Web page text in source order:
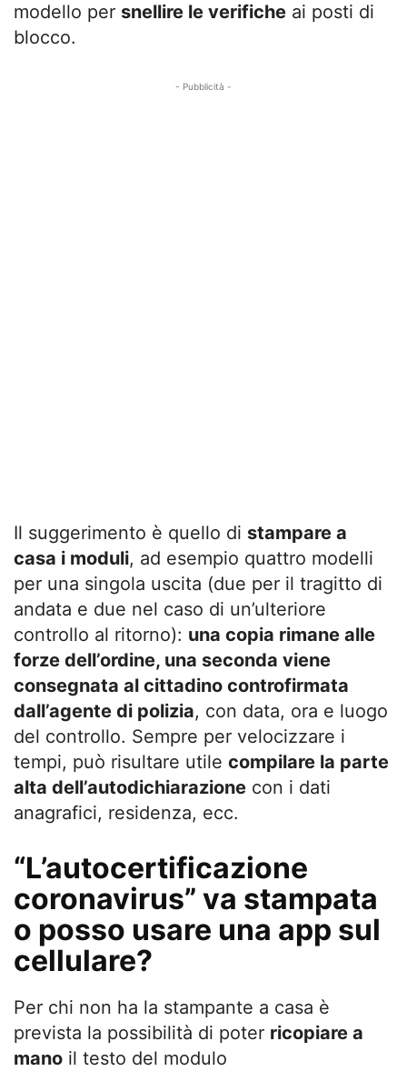
modello per snellire le verifiche ai posti di
blocco.
- Pubblicità -
Il suggerimento è quello di stampare a
casa i moduli, ad esempio quattro modelli
per una singola uscita (due per il tragitto di
andata e due nel caso di un’ulteriore
controllo al ritorno): una copia rimane alle
forze dell’ordine, una seconda viene
consegnata al cittadino controfirmata
dall’agente di polizia, con data, ora e luogo
del controllo. Sempre per velocizzare i
tempi, può risultare utile compilare la parte
alta dell’autodichiarazione con i dati
anagrafici, residenza, ecc.
“L’autocertificazione
coronavirus” va stampata
o posso usare una app sul
cellulare?
Per chi non ha la stampante a casa è
prevista la possibilità di poter ricopiare a
mano il testo del modulo